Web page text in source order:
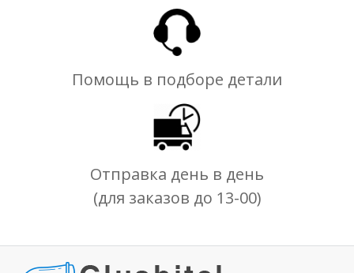
Помощь в подборе детали
Отправка день в день
(для заказов до 13-00)